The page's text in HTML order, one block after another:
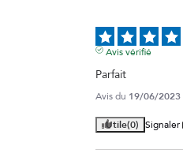
Avis vérifié
Parfait
Avis du 19/06/2023
Utile(0) Signaler